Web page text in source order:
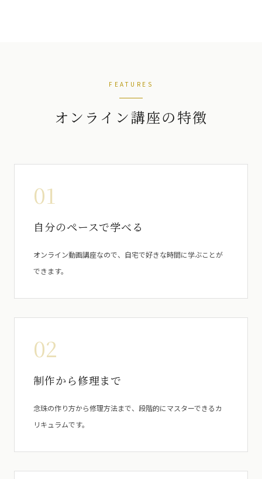
FEATURES
オンライン講座の特徴
01
自分のペースで学べる
オンライン動画講座なので、自宅で好きな時間に学ぶことが
できます。
02
制作から修理まで
念珠の作り方から修理方法まで、段階的にマスターできるカ
リキュラムです。